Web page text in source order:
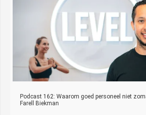
Podcast 162: Waarom goed personeel niet
Farell Biekman